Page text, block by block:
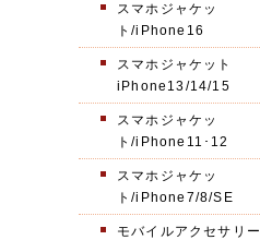
スマホジャケッ
ト/iPhone16
スマホジャケット
iPhone13/14/15
スマホジャケッ
ト/iPhone11･12
スマホジャケッ
ト/iPhone7/8/SE
モバイルアクセサリー